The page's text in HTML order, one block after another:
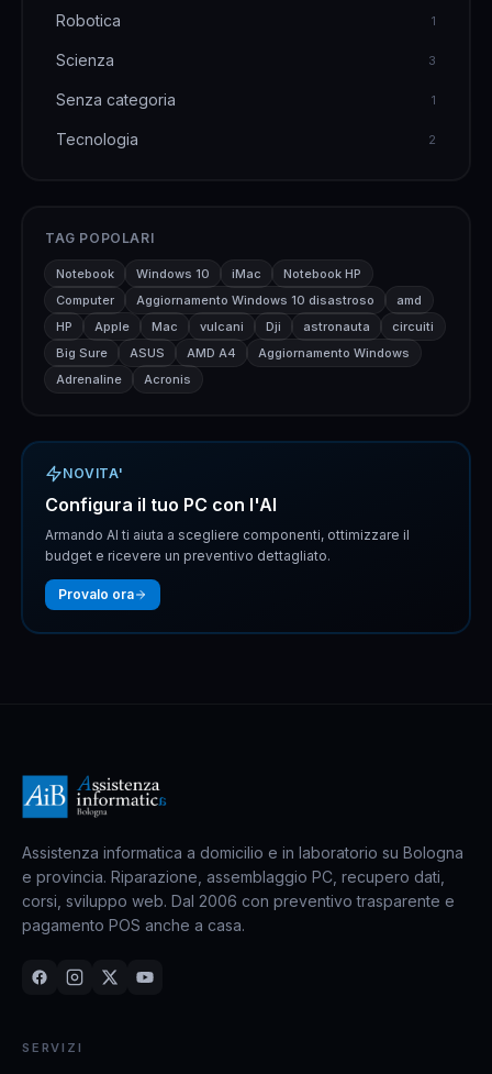
Robotica 1
Scienza 3
Senza categoria 1
Tecnologia 2
TAG POPOLARI
Notebook Windows 10 iMac
Notebook HP
Computer
Aggiornamento Windows 10 disastroso
amd
HP
Apple Mac vulcani Dji astronauta
circuiti
Big Sure
ASUS AMD A4
Aggiornamento Windows
Adrenaline
Acronis
NOVITA'
Configura il tuo PC con l'AI
Armando AI ti aiuta a scegliere componenti, ottimizzare il
budget e ricevere un preventivo dettagliato.
Provalo ora
Assistenza informatica a domicilio e in laboratorio su Bologna
e provincia. Riparazione, assemblaggio PC, recupero dati,
corsi, sviluppo web. Dal 2006 con preventivo trasparente e
pagamento POS anche a casa.
SERVIZI